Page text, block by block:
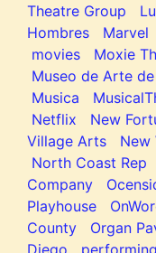
Theatre Group
Hombres
Marvel
movies
Moxie
Museo de Arte
Musica
Netflix
New
Village Arts
New
North Coast Rep
Company
Playhouse
County
Organ